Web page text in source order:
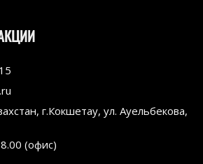
г.Кокшетау, ул. Ауельбекова,
(офис)